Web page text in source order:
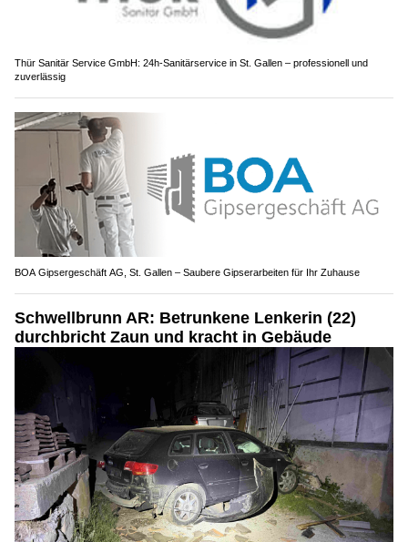
Thür Sanitär Service GmbH: 24h-Sanitärservice in St. Gallen – professionell und
zuverlässig
BOA Gipsergeschäft AG, St. Gallen – Saubere Gipserarbeiten für Ihr Zuhause
Schwellbrunn AR: Betrunkene Lenkerin (22)
durchbricht Zaun und kracht in Gebäude